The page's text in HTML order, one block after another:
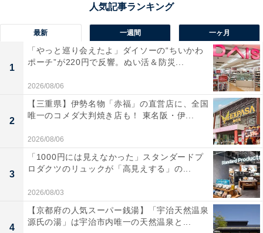
最新 一週間 一ヶ月
1
「やっと巡り会えたよ」ダイソーの“ちいかわ
ポーチ”が220円で反響。ぬい活＆防災...
2026/08/06
2
【三重県】伊勢名物「赤福」の直営店に、全国
唯一のコメダ大判焼き店も！ 東名阪・伊...
2026/08/06
3
「1000円には見えなかった」スタンダードプ
ロダクツのリュックが「高見えする」の...
2026/08/03
4
【京都府の人気スーパー銭湯】「宇治天然温泉
源氏の湯」は宇治市内唯一の天然温泉と...